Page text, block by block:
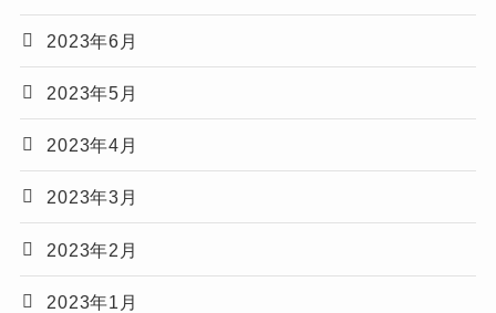
2023年6月
2023年5月
2023年4月
2023年3月
2023年2月
2023年1月